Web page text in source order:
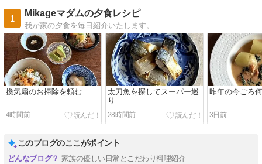
1
Mikageマダムの夕食レシピ
我が家の夕食を毎日紹介いたします。
換気扇のお掃除を頼む
4時間前
太刀魚を探してスーパー巡
り
28時間前
昨年の今ごろ
3日前
このブログのここがポイント
家族の優しい日常とこだわり料理紹介